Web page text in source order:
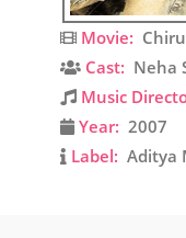
Movie:
Cast: Neha
Music
Year: 2007
Label: Aditya